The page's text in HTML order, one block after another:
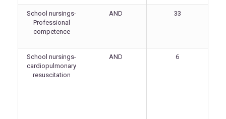
School nursings-
Professional
competence
AND 33
School nursings-
cardiopulmonary
resuscitation
AND 6